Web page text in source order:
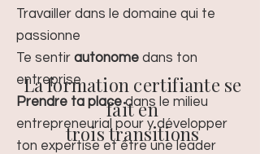
Travailler dans le domaine qui te
passionne
Te sentir autonome dans ton
entreprise
Prendre ta placedans le milieu
entrepreneurial pour y développer
ton expertise et être une leader
La formation certifiante se
fait en
trois transitions